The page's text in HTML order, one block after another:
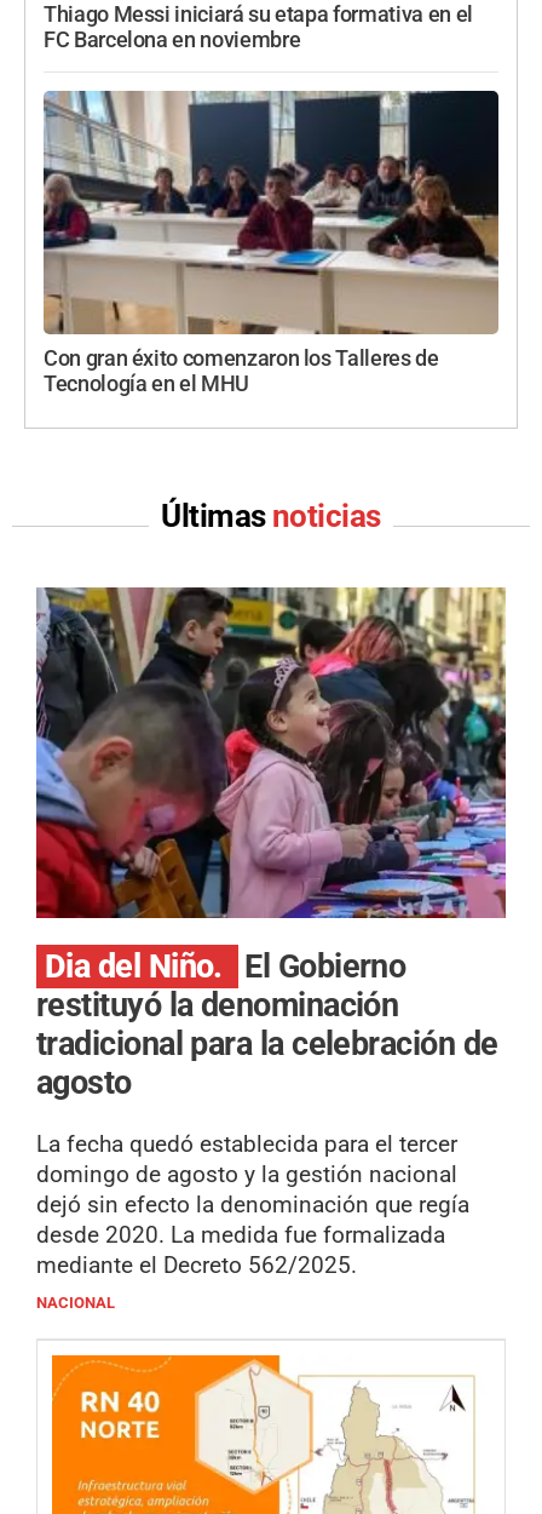
Thiago Messi iniciará su etapa formativa en el
FC Barcelona en noviembre
Con gran éxito comenzaron los Talleres de
Tecnología en el MHU
Últimas noticias
Dia del Niño.
El Gobierno
restituyó la denominación
tradicional para la celebración de
agosto
La fecha quedó establecida para el tercer
domingo de agosto y la gestión nacional
dejó sin efecto la denominación que regía
desde 2020. La medida fue formalizada
mediante el Decreto 562/2025.
NACIONAL